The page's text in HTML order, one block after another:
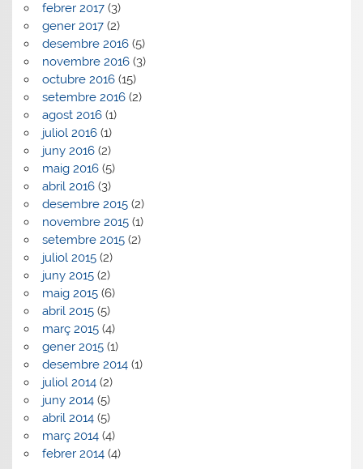
febrer 2017(3)
gener 2017(2)
desembre 2016(5)
novembre 2016(3)
octubre 2016(15)
setembre 2016(2)
agost 2016(1)
juliol 2016(1)
juny 2016(2)
maig 2016(5)
abril 2016(3)
desembre 2015(2)
novembre 2015(1)
setembre 2015(2)
juliol 2015(2)
juny 2015(2)
maig 2015(6)
abril 2015(5)
març 2015(4)
gener 2015(1)
desembre 2014(1)
juliol 2014(2)
juny 2014(5)
abril 2014(5)
març 2014(4)
febrer 2014(4)